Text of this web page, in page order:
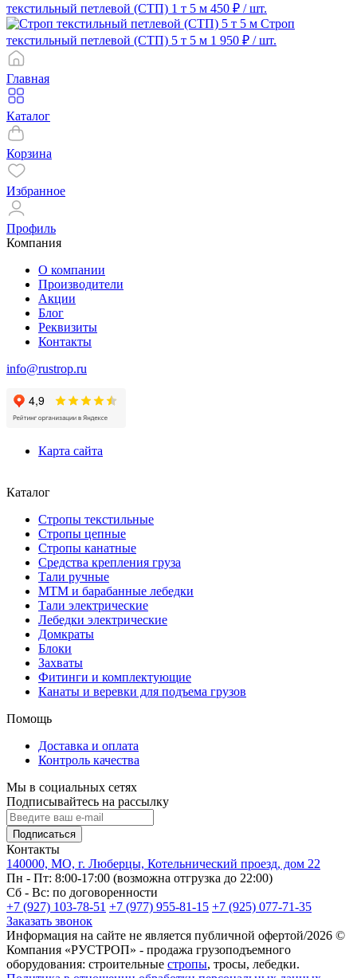
текстильный петлевой (СТП) 1 т 5 м 450 ₽ / шт.
Строп
текстильный петлевой (СТП) 5 т 5 м 1 950 ₽ / шт.
Главная
Каталог
Корзина
Избранное
Профиль
Компания
О компании
Производители
Акции
Блог
Реквизиты
Контакты
info@rustrop.ru
Карта сайта
Каталог
Стропы текстильные
Стропы цепные
Стропы канатные
Средства крепления груза
Тали ручные
МТМ и барабанные лебедки
Тали электрические
Лебедки электрические
Домкраты
Блоки
Захваты
Фитинги и комплектующие
Канаты и веревки для подъема грузов
Помощь
Доставка и оплата
Контроль качества
Мы в социальных сетях
Подписывайтесь на рассылку
Подписаться
Контакты
140000, МО, г. Люберцы, Котельнический проезд, дом 22
Пн - Пт: 8:00-17:00 (возможна отгрузка до 22:00)
Сб - Вс: по договоренности
+7 (927) 103-78-51 +7 (977) 955-81-15 +7 (925) 077-71-35
Заказать звонок
Информация на сайте не является публичной офертой/2026 ©
Компания «РУСТРОП» - продажа грузоподъемного
оборудования: строительные стропы, тросы, лебедки.